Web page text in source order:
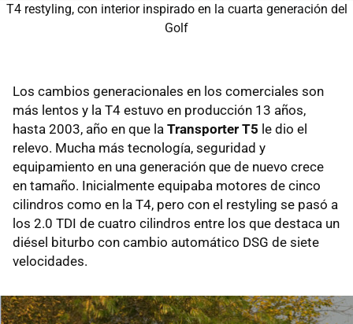
T4 restyling, con interior inspirado en la cuarta generación del
Golf
Los cambios generacionales en los comerciales son
más lentos y la T4 estuvo en producción 13 años,
hasta 2003, año en que la Transporter T5 le dio el
relevo. Mucha más tecnología, seguridad y
equipamiento en una generación que de nuevo crece
en tamaño. Inicialmente equipaba motores de cinco
cilindros como en la T4, pero con el restyling se pasó a
los 2.0 TDI de cuatro cilindros entre los que destaca un
diésel biturbo con cambio automático DSG de siete
velocidades.